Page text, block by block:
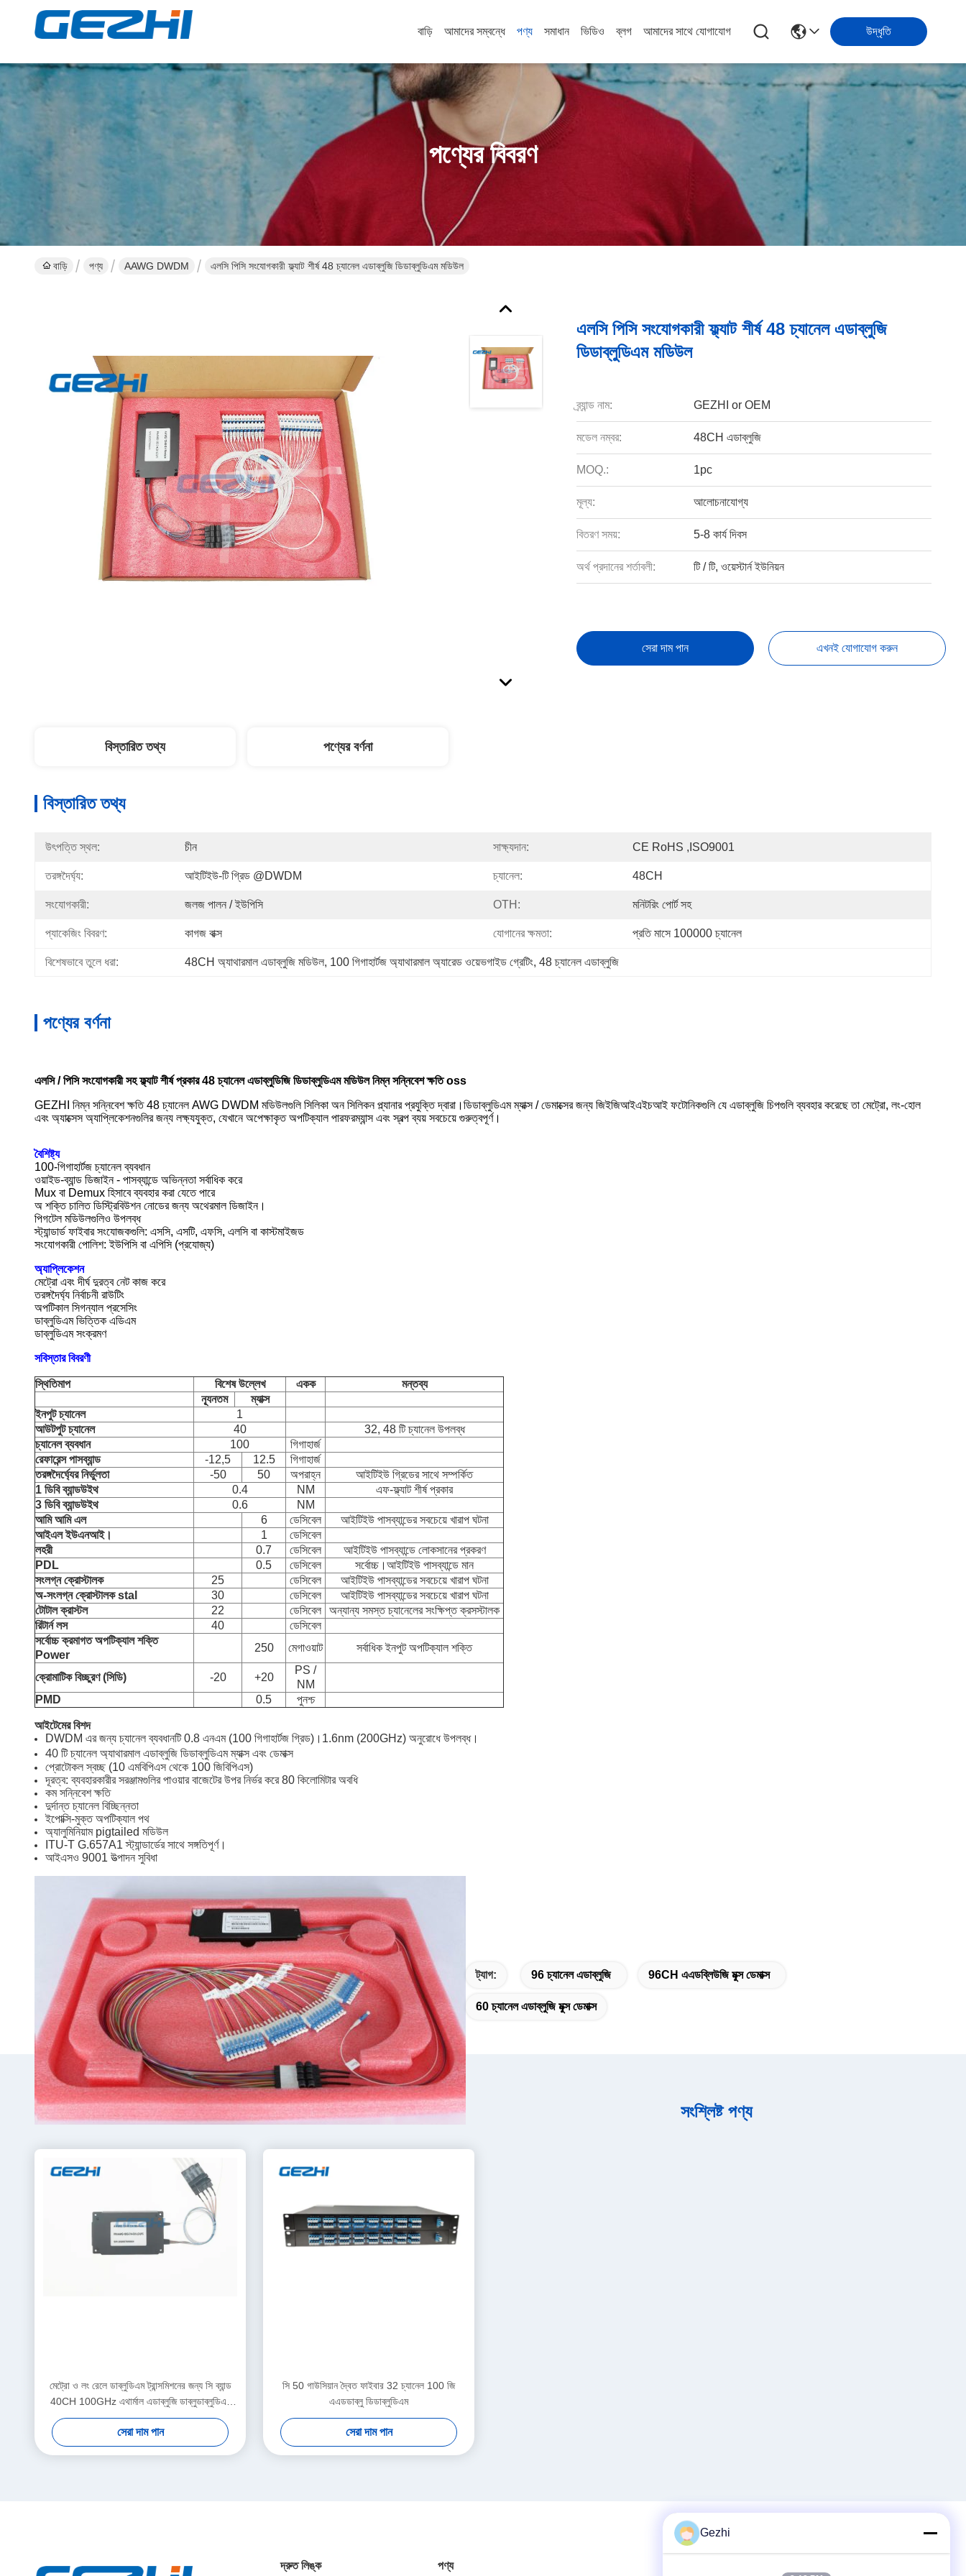
বাড়ি আমাদের সম্বন্ধে পণ্য সমাধান ভিডিও ব্লগ আমাদের সাথে যোগাযোগ উদ্ধৃতি
পণ্যের বিবরণ
বাড়ি পণ্য AAWG DWDM এলসি পিসি সংযোগকারী ফ্ল্যাট শীর্ষ 48 চ্যানেল এডাব্লুজি ডিডাব্লুডিএম মডিউল
এলসি পিসি সংযোগকারী ফ্ল্যাট শীর্ষ 48 চ্যানেল এডাব্লুজি
ডিডাব্লুডিএম মডিউল
ব্র্যান্ড নাম: GEZHI or OEM
মডেল নম্বর: 48CH এডাব্লুজি
MOQ.: 1pc
মূল্য: আলোচনাযোগ্য
বিতরণ সময়: 5-8 কার্য দিবস
অর্থ প্রদানের শর্তাবলী: টি / টি, ওয়েস্টার্ন ইউনিয়ন
সেরা দাম পান এখনই যোগাযোগ করুন
বিস্তারিত তথ্য পণ্যের বর্ণনা
বিস্তারিত তথ্য
উৎপত্তি স্থল: চীন সাক্ষ্যদান: CE RoHS ,ISO9001
তরঙ্গদৈর্ঘ্য: আইটিইউ-টি গ্রিড @DWDM চ্যানেল: 48CH
সংযোগকারী: জলজ পালন / ইউপিসি OTH: মনিটরিং পোর্ট সহ
প্যাকেজিং বিবরণ: কাগজ বাক্স যোগানের ক্ষমতা: প্রতি মাসে 100000 চ্যানেল
বিশেষভাবে তুলে ধরা: 48CH অ্যাথারমাল এডাব্লুজি মডিউল, 100 গিগাহার্টজ অ্যাথারমাল অ্যারেড ওয়েভগাইড গ্রেটিং, 48 চ্যানেল এডাব্লুজি
পণ্যের বর্ণনা
এলসি / পিসি সংযোগকারী সহ ফ্ল্যাট শীর্ষ প্রকার 48 চ্যানেল এডাব্লুডিজি ডিডাব্লুডিএম মডিউল নিম্ন সন্নিবেশ ক্ষতি oss
GEZHI নিম্ন সন্নিবেশ ক্ষতি 48 চ্যানেল AWG DWDM মডিউলগুলি সিলিকা অন সিলিকন প্ল্যানার প্রযুক্তি দ্বারা।ডিডাব্লুডিএম ম্যাক্স / ডেমাক্সের জন্য জিইজিআইএইচআই ফটোনিকগুলি যে এডাব্লুজি চিপগুলি ব্যবহার করেছে তা মেট্রো, লং-হোল
এবং অ্যাক্সেস অ্যাপ্লিকেশনগুলির জন্য লক্ষ্যযুক্ত, যেখানে অপেক্ষাকৃত অপটিক্যাল পারফরম্যান্স এবং স্বল্প ব্যয় সবচেয়ে গুরুত্বপূর্ণ।
বৈশিষ্ট্য
100-গিগাহার্টজ চ্যানেল ব্যবধান
ওয়াইড-ব্যান্ড ডিজাইন - পাসব্যান্ডে অভিন্নতা সর্বাধিক করে
Mux বা Demux হিসাবে ব্যবহার করা যেতে পারে
অ শক্তি চালিত ডিস্ট্রিবিউশন নোডের জন্য অথেরমাল ডিজাইন।
পিগটেল মডিউলগুলিও উপলব্ধ
স্ট্যান্ডার্ড ফাইবার সংযোজকগুলি: এসসি, এসটি, এফসি, এলসি বা কাস্টমাইজড
সংযোগকারী পোলিশ: ইউপিসি বা এপিসি (প্রযোজ্য)
অ্যাপ্লিকেশন
মেট্রো এবং দীর্ঘ দুরত্ব নেট কাজ করে
তরঙ্গদৈর্ঘ্য নির্বাচনী রাউটিং
অপটিকাল সিগন্যাল প্রসেসিং
ডাব্লুডিএম ভিত্তিক এডিএম
ডাব্লুডিএম সংক্রমণ
সবিস্তার বিবরণী
স্থিতিমাপ বিশেষ উল্লেখ একক
মন্তব্য
ন্যূনতম
ম্যাক্স
ইনপুট চ্যানেল
1
আউটপুট চ্যানেল
40
32, 48 টি চ্যানেল উপলব্ধ
চ্যানেল ব্যবধান
100
গিগাহার্জ
রেফারেন্স পাসব্যান্ড
-12,5 12.5
গিগাহার্জ
তরঙ্গদৈর্ঘ্যের নির্ভুলতা
-50 50 অপরাহ্ন
আইটিইউ গ্রিডের সাথে সম্পর্কিত
1 ডিবি ব্যান্ডউইথ
0.4 NM
এফ-ফ্ল্যাট শীর্ষ প্রকার
3 ডিবি ব্যান্ডউইথ
0.6
NM
আমি আমি এল
6 ডেসিবেল
আইটিইউ পাসব্যান্ডের সবচেয়ে খারাপ ঘটনা
আইএল ইউএনআই।
1
ডেসিবেল
লহরী
0.7 ডেসিবেল
আইটিইউ পাসব্যান্ডে লোকসানের প্রকরণ
PDL
0.5 ডেসিবেল
সর্বোচ্চ।আইটিইউ পাসব্যান্ডে মান
সংলগ্ন ক্রোস্টালক
25 ডেসিবেল
আইটিইউ পাসব্যান্ডের সবচেয়ে খারাপ ঘটনা
অ-সংলগ্ন ক্রোস্টালক stal
30 ডেসিবেল
আইটিইউ পাসব্যান্ডের সবচেয়ে খারাপ ঘটনা
টোটাল ক্রাস্টল
22 ডেসিবেল
অন্যান্য সমস্ত চ্যানেলের সংক্ষিপ্ত ক্রসস্টালক
রিটার্ন লস
40
ডেসিবেল
সর্বোচ্চ ক্রমাগত অপটিক্যাল শক্তি
Power
250 মেগাওয়াট সর্বাধিক ইনপুট অপটিক্যাল শক্তি
ক্রোমাটিক বিচ্ছুরণ (সিডি) -20 +20
PS /
NM
PMD
0.5 পুনশ্চ
আইটেমের বিশদ
DWDM এর জন্য চ্যানেল ব্যবধানটি 0.8 এনএম (100 গিগাহার্টজ গ্রিড)।1.6nm (200GHz) অনুরোধে উপলব্ধ।
40 টি চ্যানেল অ্যাথারমাল এডাব্লুজি ডিডাব্লুডিএম ম্যাক্স এবং ডেমাক্স
প্রোটোকল স্বচ্ছ (10 এমবিপিএস থেকে 100 জিবিপিএস)
দূরত্ব: ব্যবহারকারীর সরঞ্জামগুলির পাওয়ার বাজেটের উপর নির্ভর করে 80 কিলোমিটার অবধি
কম সন্নিবেশ ক্ষতি
দুর্দান্ত চ্যানেল বিচ্ছিন্নতা
ইপোক্সি-মুক্ত অপটিক্যাল পথ
অ্যালুমিনিয়াম pigtailed মডিউল
ITU-T G.657A1 স্ট্যান্ডার্ডের সাথে সঙ্গতিপূর্ণ।
আইএসও 9001 উত্পাদন সুবিধা
ট্যাগ: 96 চ্যানেল এডাব্লুজি 96CH এএডব্লিউজি মুক্স ডেমাক্স
60 চ্যানেল এডাব্লুজি মুক্স ডেমাক্স
সংশ্লিষ্ট পণ্য
মেট্রো ও লং রেলে ডাব্লুডিএম ট্রান্সমিশনের জন্য সি ব্যান্ড
40CH 100GHz এথার্মাল এডাব্লুজি ডাব্লুডাব্লুডিএম
মডিউল
সেরা দাম পান
সি 50 গাউসিয়ান দ্বৈত ফাইবার 32 চ্যানেল 100 জি
এএডডাব্লু ডিডাব্লুডিএম
সেরা দাম পান
দ্রুত লিঙ্ক পণ্য
Gezhi